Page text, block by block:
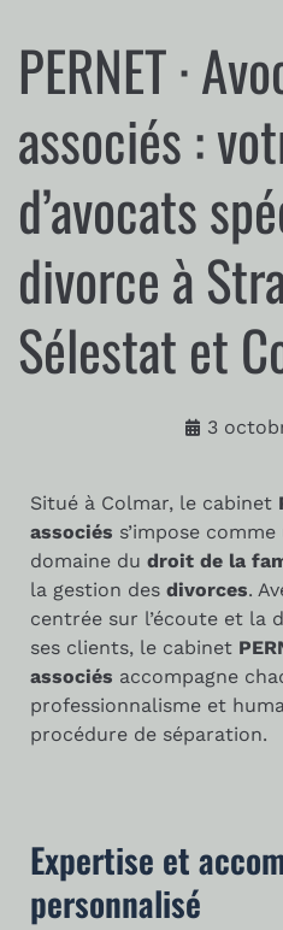
PERNET ·
associés :
d’avocats
divorce à
Sélestat et
3
Situé à Colmar, le cabinet
associés s’impose
domaine du droit de la
la gestion des divorces.
centrée sur l’écoute et la
ses clients, le cabinet
associés accompagne
professionnalisme et
procédure de séparation.
Expertise et
personnalisé